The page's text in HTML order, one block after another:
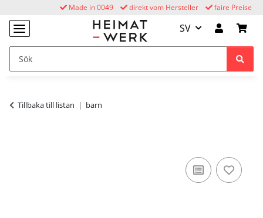
faire Preise
direkt vom Hersteller
Made in 0049
SV
Tillbaka till listan barn